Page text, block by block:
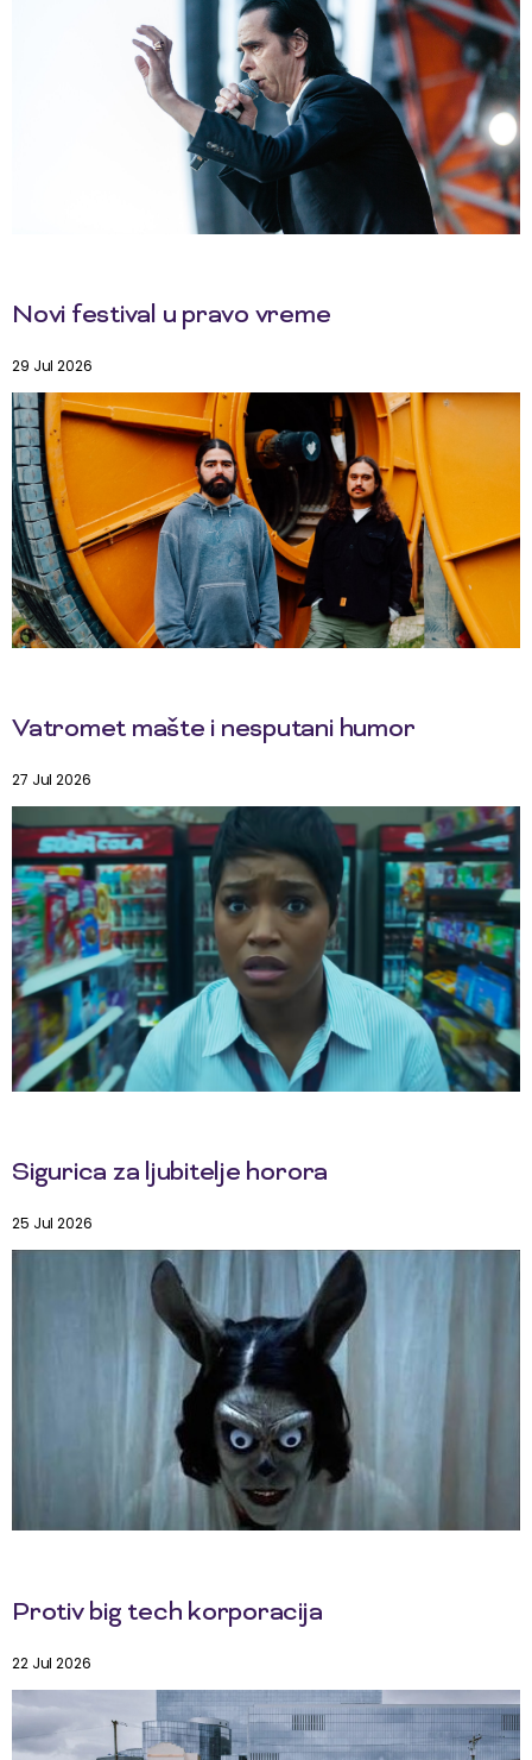
Novi festival u pravo vreme
29 Jul 2026
Vatromet mašte i nesputani humor
27 Jul 2026
Sigurica za ljubitelje horora
25 Jul 2026
Protiv big tech korporacija
22 Jul 2026